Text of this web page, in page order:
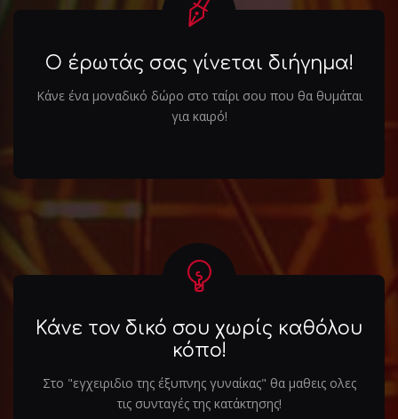
Ο έρωτάς σας γίνεται διήγημα!
Κάνε ένα μοναδικό δώρο στο ταίρι σου που θα θυμάται
για καιρό!
Κάνε τον δικό σου χωρίς καθόλου
κόπο!
Στο "εγχειριδιο της έξυπνης γυναίκας" θα μαθεις ολες
τις συνταγές της κατάκτησης!